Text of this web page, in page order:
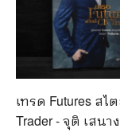
เทรด Futures สไ
Trader - จุติ เสน